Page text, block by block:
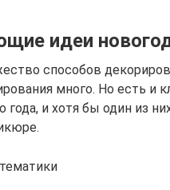
идеи
способов
много. Но есть и
года, и хотя бы один из